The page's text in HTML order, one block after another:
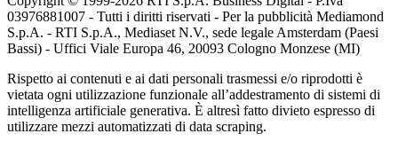
03976881007 - Tutti i diritti riservati - Per la pubblicità Mediamond
S.p.A. - RTI S.p.A., Mediaset N.V., sede legale Amsterdam (Paesi
Bassi) - Uffici Viale Europa 46, 20093 Cologno Monzese (MI)
Rispetto ai contenuti e ai dati personali trasmessi e/o riprodotti è
vietata ogni utilizzazione funzionale all’addestramento di sistemi di
intelligenza artificiale generativa. È altresì fatto divieto espresso di
utilizzare mezzi automatizzati di data scraping.